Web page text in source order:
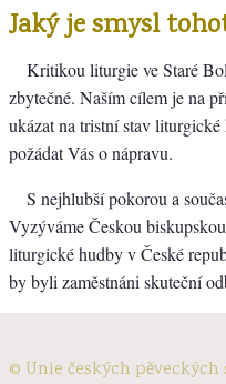
Jaký je smysl
Kritikou liturgie ve Staré
zbytečné. Naším cílem je na
ukázat na tristní stav
požádat Vás o nápravu.
S nejhlubší pokorou a
Vyzýváme Českou
liturgické hudby v České
by byli zaměstnáni skuteční
© Unie českých pěveckých